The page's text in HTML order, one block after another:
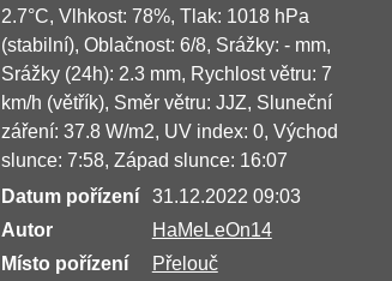
2.7°C, Vlhkost: 78%, Tlak: 1018 hPa
(stabilní), Oblačnost: 6/8, Srážky: - mm,
Srážky (24h): 2.3 mm, Rychlost větru: 7
km/h (větřík), Směr větru: JJZ, Sluneční
záření: 37.8 W/m2, UV index: 0, Východ
slunce: 7:58, Západ slunce: 16:07
Datum pořízení
31.12.2022 09:03
Autor
HaMeLeOn14
Místo pořízení
Přelouč